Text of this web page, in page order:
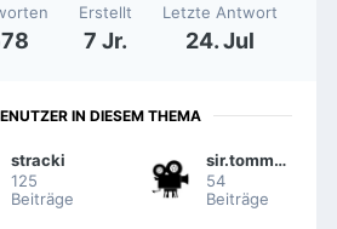
Erstellt
7 Jr.
Letzte Antwort
24. Jul
IN DIESEM THEMA
stracki
125
Beiträge
sir.tommes
54
Beiträge